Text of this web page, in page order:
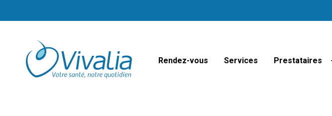
Rendez-vous Services Prestataires